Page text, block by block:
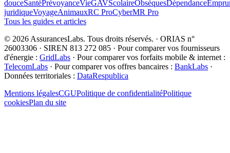
douceSantéPrévoyanceVieGAVScolaireObsèquesDépendance
juridiqueVoyageAnimauxRC ProCyberMR Pro
Tous les guides et articles
© 2026 AssurancesLabs. Tous droits réservés. · ORIAS n°
26003306 · SIREN 813 272 085 · Pour comparer vos fournisseurs
d'énergie : GridLabs · Pour comparer vos forfaits mobile & internet :
TelecomLabs · Pour comparer vos offres bancaires : BankLabs ·
Données territoriales : DataRespublica
Mentions légalesCGUPolitique de confidentialitéPolitique
cookiesPlan du site